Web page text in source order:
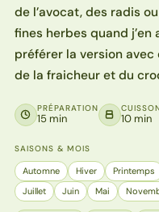
de l’avocat, des radis
fines herbes quand j’en
préférer la version
de la fraicheur et du
PRÉPARATION
15 min 10 min
SAISONS & MOIS
Automne Hiver Printemps
Juillet
Juin Mai